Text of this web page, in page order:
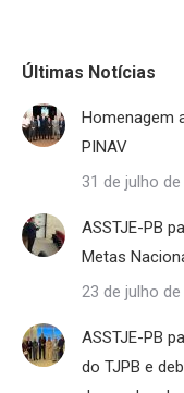
Últimas Notícias
Homenagem
PINAV
31 de julho de
ASSTJE-PB
Metas
23 de julho de
ASSTJE-PB
do TJPB e